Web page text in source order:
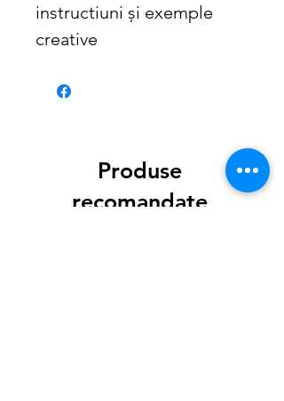
instructiuni și exemple
creative
Produse
recomandate